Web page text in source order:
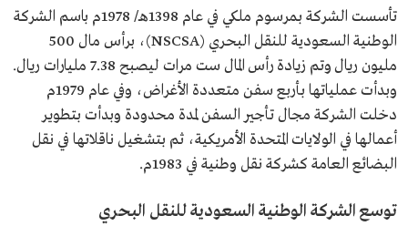
تأسست الشركة بمرسوم ملكي في عام 1398هـ/ 1978م باسم الشركة
الوطنية السعودية للنقل البحري (NSCSA)، برأس مال 500
مليون ريال وتم زيادة رأس المال ست مرات ليصبح 7.38 مليارات ريال.
وبدأت عملياتها بأربع سفن متعددة الأغراض، وفي عام 1979م
دخلت الشركة مجال تأجير السفن لمدة محدودة وبدأت بتطوير
أعمالها في الولايات المتحدة الأمريكية، ثم بتشغيل ناقلاتها في نقل
البضائع العامة كشركة نقل وطنية في 1983م.
توسع الشركة الوطنية السعودية للنقل البحري